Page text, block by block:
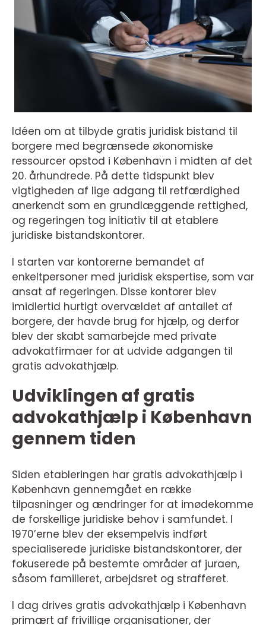
Idéen om at tilbyde gratis juridisk bistand til
borgere med begrænsede økonomiske
ressourcer opstod i København i midten af det
20. århundrede. På dette tidspunkt blev
vigtigheden af lige adgang til retfærdighed
anerkendt som en grundlæggende rettighed,
og regeringen tog initiativ til at etablere
juridiske bistandskontorer.
I starten var kontorerne bemandet af
enkeltpersoner med juridisk ekspertise, som var
ansat af regeringen. Disse kontorer blev
imidlertid hurtigt overvældet af antallet af
borgere, der havde brug for hjælp, og derfor
blev der skabt samarbejde med private
advokatfirmaer for at udvide adgangen til
gratis advokathjælp.
Udviklingen af gratis
advokathjælp i København
gennem tiden
Siden etableringen har gratis advokathjælp i
København gennemgået en række
tilpasninger og ændringer for at imødekomme
de forskellige juridiske behov i samfundet. I
1970’erne blev der eksempelvis indført
specialiserede juridiske bistandskontorer, der
fokuserede på bestemte områder af juraen,
såsom familieret, arbejdsret og strafferet.
I dag drives gratis advokathjælp i København
primært af frivillige organisationer, der